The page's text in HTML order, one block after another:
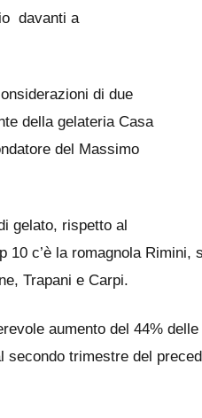
davanti a
di due
della gelateria Casa
del Massimo
gelato, rispetto al
10 c’è la romagnola Rimini,
Trapani e Carpi.
aumento del 44%
trimestre del